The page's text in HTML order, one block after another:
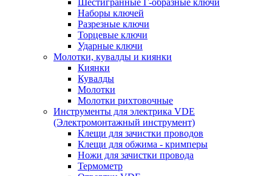
Шестигранные Г-образные ключи
Наборы ключей
Разрезные ключи
Торцевые ключи
Ударные ключи
Молотки, кувалды и киянки
Киянки
Кувалды
Молотки
Молотки рихтовочные
Инструменты для электрика VDE
(Электромонтажный инструмент)
Клещи для зачистки проводов
Клещи для обжима - кримперы
Ножи для зачистки провода
Термометр